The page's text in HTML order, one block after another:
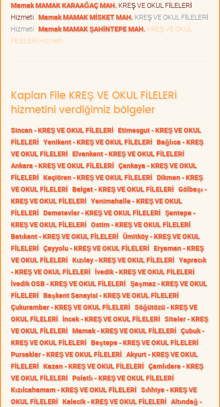
Mamak MAMAK KARAAĞAÇ MAH. KREŞ VE OKUL FİLELERİ
Hizmeti Mamak MAMAK MİSKET MAH. KREŞ VE OKUL FİLELERİ
Hizmeti Mamak MAMAK ŞAHİNTEPE MAH. KREŞ VE OKUL
FİLELERİ Hizmeti
Kaplan File KREŞ VE OKUL FİLELERİ
hizmetini verdiğimiz bölgeler
Sincan - KREŞ VE OKUL FİLELERİ Etimesgut - KREŞ VE OKUL
FİLELERİ Yenikent - KREŞ VE OKUL FİLELERİ Bağlıca - KREŞ
VE OKUL FİLELERİ Elvankent - KREŞ VE OKUL FİLELERİ
Ankara - KREŞ VE OKUL FİLELERİ Çankaya - KREŞ VE OKUL
FİLELERİ Keçiören - KREŞ VE OKUL FİLELERİ Dikmen - KREŞ
VE OKUL FİLELERİ Balgat - KREŞ VE OKUL FİLELERİ Gölbaşı -
KREŞ VE OKUL FİLELERİ Yenimahalle - KREŞ VE OKUL
FİLELERİ Demetevler - KREŞ VE OKUL FİLELERİ Şentepe -
KREŞ VE OKUL FİLELERİ Ostim - KREŞ VE OKUL FİLELERİ
Batıkent - KREŞ VE OKUL FİLELERİ Ümitköy - KREŞ VE OKUL
FİLELERİ Çayyolu - KREŞ VE OKUL FİLELERİ Eryaman - KREŞ
VE OKUL FİLELERİ Kızılay - KREŞ VE OKUL FİLELERİ Yapracık
- KREŞ VE OKUL FİLELERİ İvedik - KREŞ VE OKUL FİLELERİ
İvedik OSB - KREŞ VE OKUL FİLELERİ Şaşmaz - KREŞ VE OKUL
FİLELERİ Başkent Sanayisi - KREŞ VE OKUL FİLELERİ
Çukurambar - KREŞ VE OKUL FİLELERİ Söğütözü - KREŞ VE
OKUL FİLELERİ İncek - KREŞ VE OKUL FİLELERİ Siteler - KREŞ
VE OKUL FİLELERİ Mamak - KREŞ VE OKUL FİLELERİ Çubuk -
KREŞ VE OKUL FİLELERİ Beştepe - KREŞ VE OKUL FİLELERİ
Pursaklar - KREŞ VE OKUL FİLELERİ Akyurt - KREŞ VE OKUL
FİLELERİ Kazan - KREŞ VE OKUL FİLELERİ Çamlıdere - KREŞ
VE OKUL FİLELERİ Polatlı - KREŞ VE OKUL FİLELERİ
Kızılcahamam - KREŞ VE OKUL FİLELERİ Sıhhiye - KREŞ VE
OKUL FİLELERİ Kalecik - KREŞ VE OKUL FİLELERİ Altındağ -